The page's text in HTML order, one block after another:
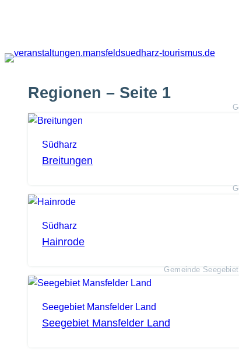
Regionen – Seite 1
Südharz
Breitungen
Südharz
Hainrode
Gemeinde
Seegebiet Mansfelder Land
Seegebiet Mansfelder Land